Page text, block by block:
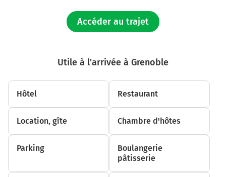
Tourner légèrement à droite sur D63 (Rue du
Docteur Boccard) et continuer sur 90 mètres
Continuer D36a (Rue du Champ de Foire) sur 400
Au rond-point, prendre la 1ère sortie sur D36a
(Route de Neuville) et continuer sur 1,3 kilomètre
Tourner à droite sur D36 (Route de Genève) et
continuer sur 1,6 kilomètre
2,0 km
Accéder au trajet
Utile à l'arrivée à Grenoble
Hôtel Restaurant
Location, gîte Chambre d'hôtes
Parking
Boulangerie
pâtisserie